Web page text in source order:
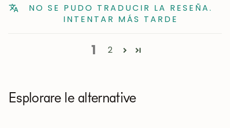
NO SE PUDO TRADUCIR LA RESEÑA.
INTENTAR MÁS TARDE
1 2
Esplorare le alternative